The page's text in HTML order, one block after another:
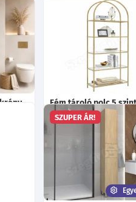
-
Fém tároló polc 5
edzett üveg polcokkal,
69
SZUPER ÁR!